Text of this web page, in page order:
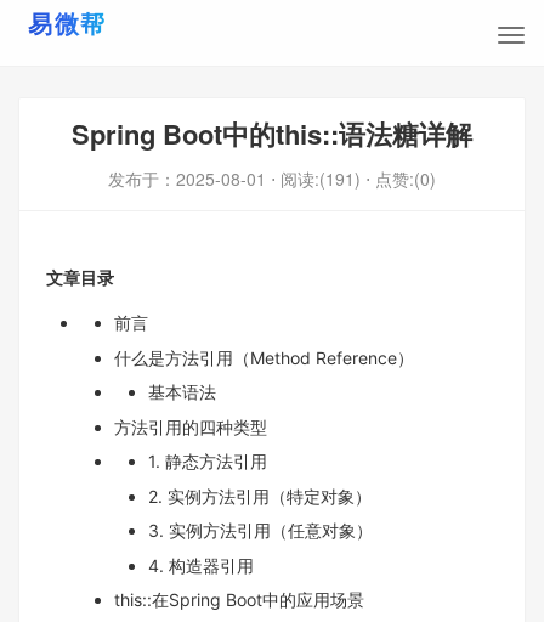
Spring Boot中的this::语法糖详解
发布于： 2025-08-01 ⋅ 阅读:(191) ⋅ 点赞:(0)
文章目录
前言
什么是方法引用（Method Reference）
基本语法
方法引用的四种类型
1. 静态方法引用
2. 实例方法引用（特定对象）
3. 实例方法引用（任意对象）
4. 构造器引用
this::在Spring Boot中的应用场景